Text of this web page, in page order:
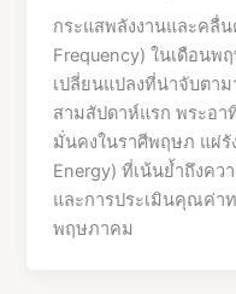
กระแสพลังงานและคลื่
Frequency) ในเดือน
เปลี่ยนแปลงที่น่าจับตาม
สามสัปดาห์แรก พระอา
มั่นคงในราศีพฤษภ แผ่รั
Energy) ที่เน้นย้ำถึงค
และการประเมินคุณค่า
พฤษภาคม